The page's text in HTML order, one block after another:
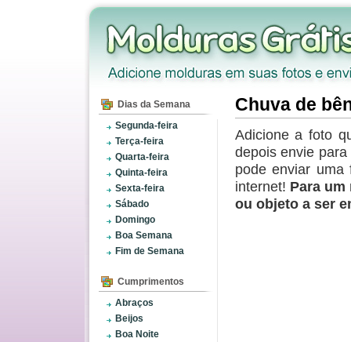
Dias da Semana
Segunda-feira
Terça-feira
Quarta-feira
Quinta-feira
Sexta-feira
Sábado
Domingo
Boa Semana
Fim de Semana
Cumprimentos
Abraços
Beijos
Boa Noite
Chuva de
Adicione a foto
depois envie
pode enviar
internet! Para
ou objeto a ser